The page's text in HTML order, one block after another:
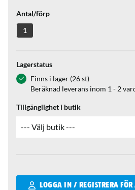
Antal/förp
1
Lagerstatus
Finns i lager (26 st)
Beräknad leverans inom 1 - 2
Tillgänglighet i butik
LOGGA IN / REGISTRERA
Qantity